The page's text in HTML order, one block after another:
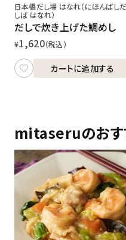
日本橋だし場 はなれ（にほんばしだ
しば はなれ）
だしで炊き上げた鯛めし
¥1,620（税込）
カートに追加する
mitaseruのおす